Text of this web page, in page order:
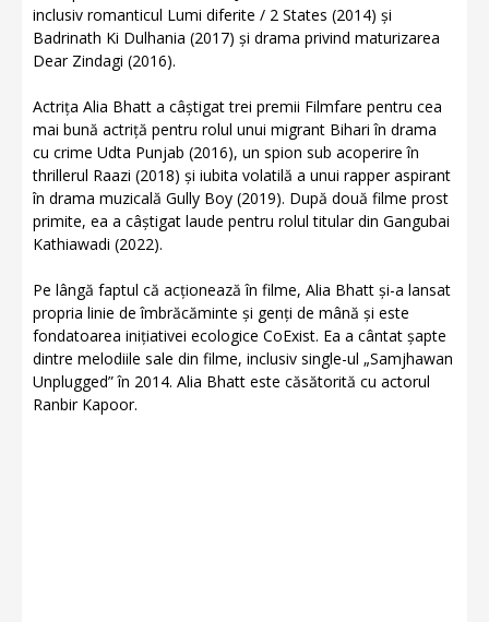
inclusiv romanticul Lumi diferite / 2 States (2014) și
Badrinath Ki Dulhania (2017) și drama privind maturizarea
Dear Zindagi (2016).
Actrița Alia Bhatt a câștigat trei premii Filmfare pentru cea
mai bună actriță pentru rolul unui migrant Bihari în drama
cu crime Udta Punjab (2016), un spion sub acoperire în
thrillerul Raazi (2018) și iubita volatilă a unui rapper aspirant
în drama muzicală Gully Boy (2019). După două filme prost
primite, ea a câștigat laude pentru rolul titular din Gangubai
Kathiawadi (2022).
Pe lângă faptul că acționează în filme, Alia Bhatt și-a lansat
propria linie de îmbrăcăminte și genți de mână și este
fondatoarea inițiativei ecologice CoExist. Ea a cântat șapte
dintre melodiile sale din filme, inclusiv single-ul „Samjhawan
Unplugged” în 2014. Alia Bhatt este căsătorită cu actorul
Ranbir Kapoor.